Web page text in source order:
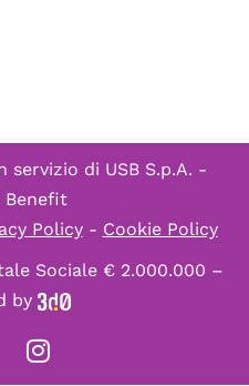
servizio di USB S.p.A. -
Benefit
Policy- Cookie Policy
Sociale € 2.000.000 –
by